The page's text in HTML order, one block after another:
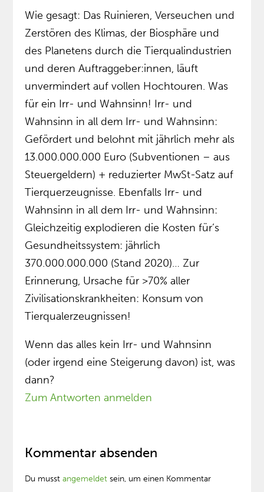
Wie gesagt: Das Ruinieren, Verseuchen und
Zerstören des Klimas, der Biosphäre und
des Planetens durch die Tierqualindustrien
und deren Auftraggeber:innen, läuft
unvermindert auf vollen Hochtouren. Was
für ein Irr- und Wahnsinn! Irr- und
Wahnsinn in all dem Irr- und Wahnsinn:
Gefördert und belohnt mit jährlich mehr als
13.000.000.000 Euro (Subventionen – aus
Steuergeldern) + reduzierter MwSt-Satz auf
Tierquerzeugnisse. Ebenfalls Irr- und
Wahnsinn in all dem Irr- und Wahnsinn:
Gleichzeitig explodieren die Kosten für’s
Gesundheitssystem: jährlich
370.000.000.000 (Stand 2020)… Zur
Erinnerung, Ursache für >70% aller
Zivilisationskrankheiten: Konsum von
Tierqualerzeugnissen!
Wenn das alles kein Irr- und Wahnsinn
(oder irgend eine Steigerung davon) ist, was
dann?
Zum Antworten anmelden
Kommentar absenden
Du musstangemeldet sein, um einen Kommentar